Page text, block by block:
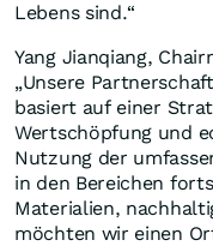
Lebens sind.“
Yang Jianqiang,
„Unsere
basiert auf einer
Wertschöpfung und
Nutzung der
in den Bereichen
Materialien,
möchten wir einen